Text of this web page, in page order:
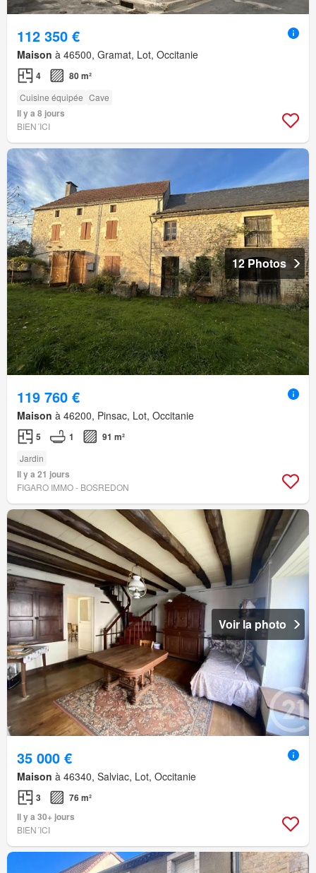
112 350 €
Maison à 46500, Gramat, Lot, Occitanie
4 80 m²
Cuisine équipée Cave
Il y a 8 jours
BIEN´ICI
12 Photos
119 760 €
Maison à 46200, Pinsac, Lot, Occitanie
5 1 91 m²
Jardin
Il y a 21 jours
FIGARO IMMO - BOSREDON
Voir la photo
35 000 €
Maison à 46340, Salviac, Lot, Occitanie
3
76 m²
Il y a 30+ jours
BIEN´ICI